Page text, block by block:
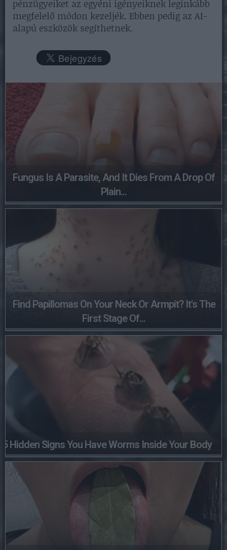
pénzügyeiket az egyéni igényeiknek leginkább
megfelelő módon kezeljék. Ebben pedig az AI-
alapú eszközök segíthetnek.
Fungus Is A Parasite, And It Dies From A Drop Of
Plain...
Find Papillomas On Your Neck Or Armpit? It's The
First Stage Of...
5 Hidden Signs You Have Worms Inside Your Body